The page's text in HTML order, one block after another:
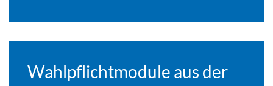
Wahlpflichtmodule aus der